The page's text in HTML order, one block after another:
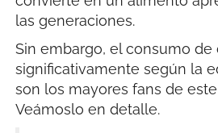
las generaciones.
Sin embargo, el consumo de
significativamente según la
son los mayores fans de
Veámoslo en detalle.